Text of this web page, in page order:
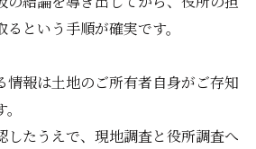
という手順が確実です。
情報は土地のご所有者自身がご存知
したうえで、現地調査と役所調査へ